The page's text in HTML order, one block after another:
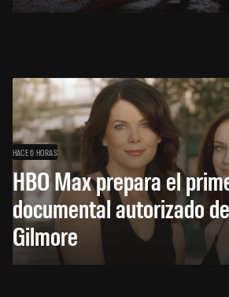
HACE 6 HORAS
HBO Max prepara el
documental autorizado
Gilmore